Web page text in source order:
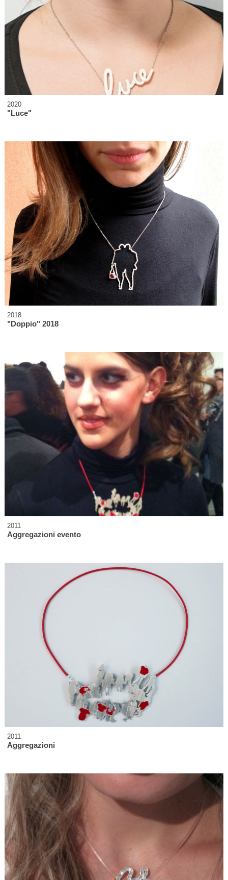
2020
"Luce"
2018
"Doppio" 2018
2011
Aggregazioni evento
2011
Aggregazioni